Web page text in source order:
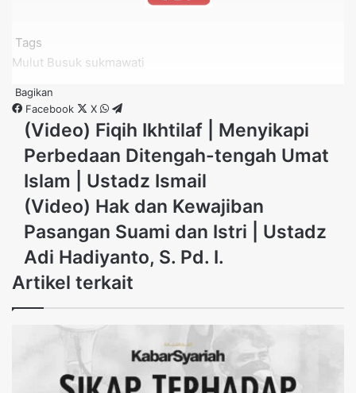
Tags
Mulut Busuk sukmawati
Bagikan
Facebook
X WhatsApp
(Video)
Fiqih
Ikhtilaf
|
Menyikapi
Perbedaan
Ditengah-
tengah
Umat
Islam
|
Ustadz
(Video) Fiqih Ikhtilaf | Menyikapi
Perbedaan Ditengah-tengah Umat
Islam | Ustadz Ismail
(Video)
Hak
dan
Kewajiban
Pasangan
Suami
Hadiyanto,
(Video) Hak dan Kewajiban
Pasangan Suami dan Istri | Ustadz
Adi Hadiyanto, S. Pd. I.
Artikel terkait